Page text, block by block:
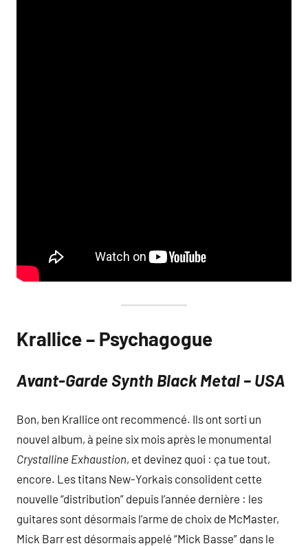
Krallice – Psychagogue
Avant-Garde Synth Black Metal – USA
Bon, ben Krallice ont recommencé. Ils ont sorti un
nouvel album, à peine six mois après le monumental
Crystalline Exhaustion, et devinez quoi : ça tue tout,
encore. Les titans New-Yorkais consolident cette
nouvelle “distribution” depuis l’année dernière : les
guitares sont désormais l’arme de choix de McMaster,
Mick Barr est désormais appelé “Mick Basse” dans le